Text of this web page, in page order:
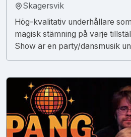
Skagersvik
Hög-kvalitativ underhållare
magisk stämning på varje
Show är en party/dansmusik